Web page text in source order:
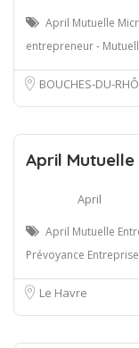
April Mutuelle
entrepreneur -
BOUCHES-DU-
April
April
April Mutuelle
Prévoyance
Le Havre